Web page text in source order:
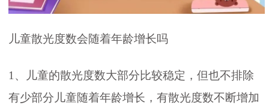
儿童散光度数会随着年龄增长吗
1、儿童的散光度数大部分比较稳定，但也不排除
有少部分儿童随着年龄增长，有散光度数不断增加